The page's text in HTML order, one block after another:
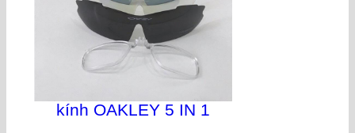
kính OAKLEY 5 IN 1